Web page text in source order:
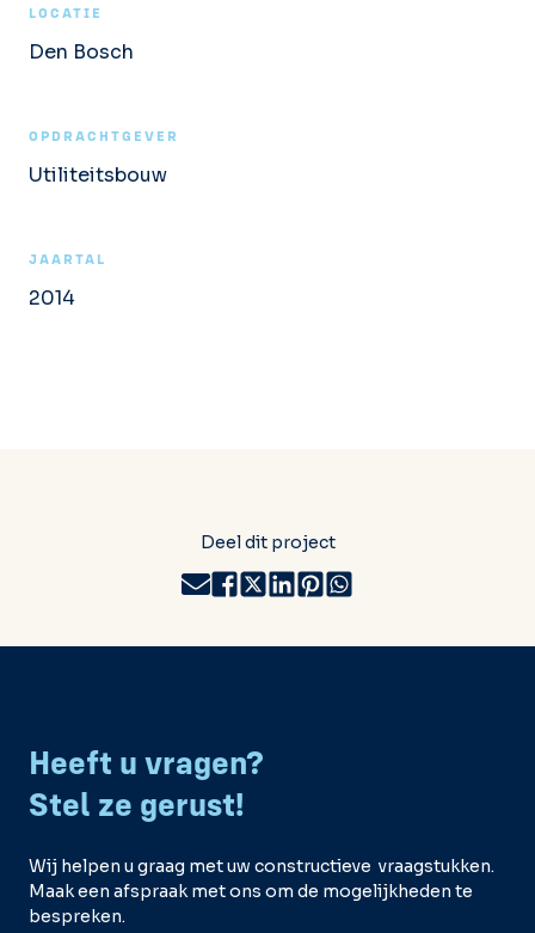
LOCATIE
Den Bosch
OPDRACHTGEVER
Utiliteitsbouw
JAARTAL
2014
Deel dit project
Heeft u vragen?
Stel ze gerust!
Wij helpen u graag met uw constructieve vraagstukken.
Maak een afspraak met ons om de mogelijkheden te
bespreken.